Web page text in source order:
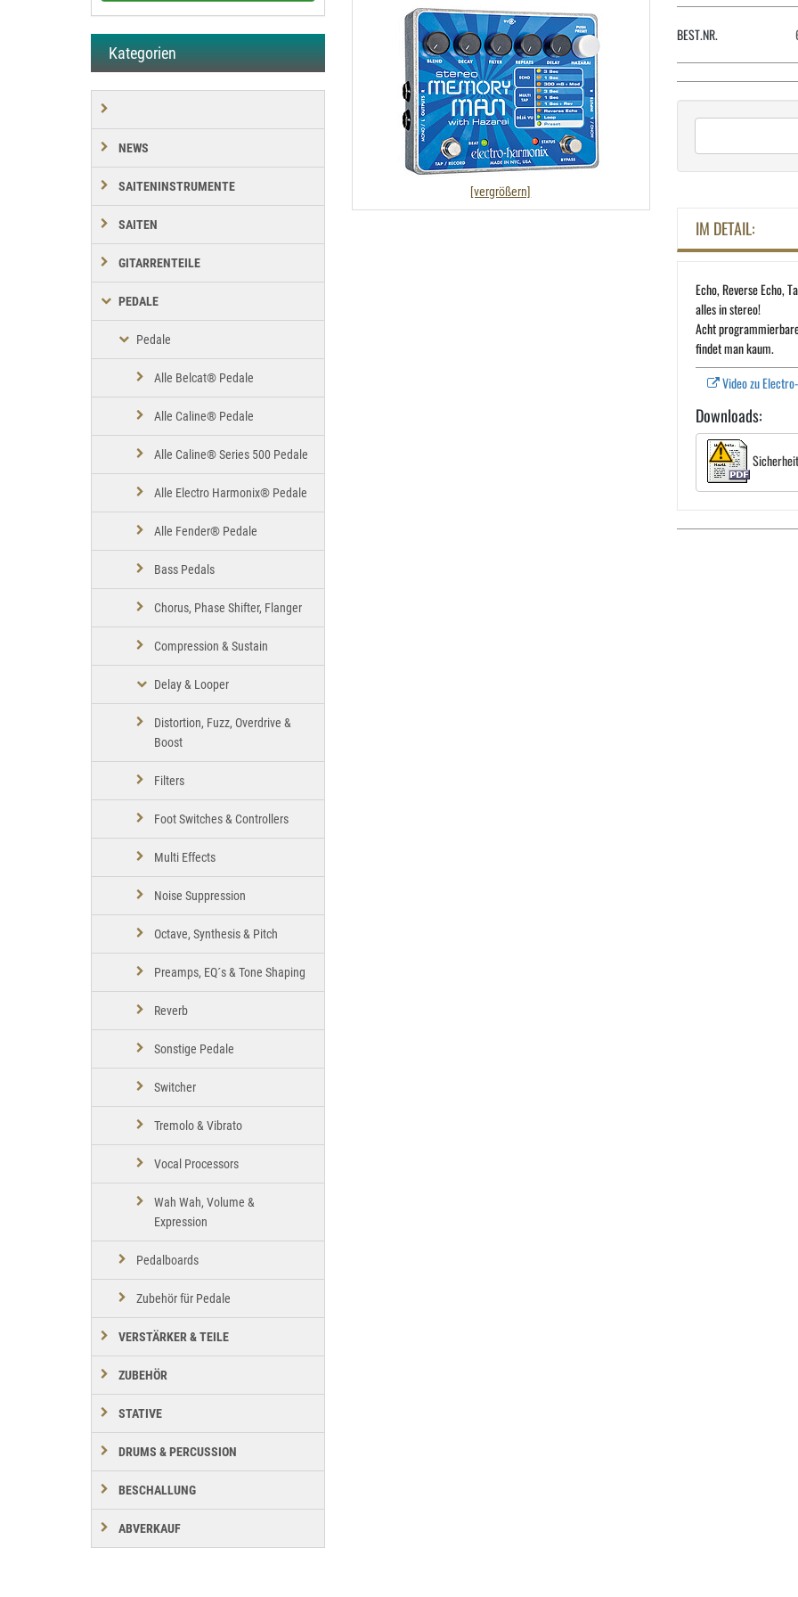
[vergrößern]
BEST.NR.
IM DETAIL:
Echo, Reverse Echo,
alles in stereo!
Acht
findet man kaum.
Video zu
Downloads:
Kategorien
NEWS
SAITENINSTRUMENTE
SAITEN
GITARRENTEILE
PEDALE
Pedale
Alle Belcat® Pedale
Alle Caline® Pedale
Alle Caline® Series 500 Pedale
Alle Electro Harmonix® Pedale
Alle Fender® Pedale
Bass Pedals
Chorus, Phase Shifter, Flanger
Compression & Sustain
Delay & Looper
Distortion, Fuzz, Overdrive &
Boost
Filters
Foot Switches & Controllers
Multi Effects
Noise Suppression
Octave, Synthesis & Pitch
Preamps, EQ´s & Tone Shaping
Reverb
Sonstige Pedale
Switcher
Tremolo & Vibrato
Vocal Processors
Wah Wah, Volume &
Expression
Pedalboards
Zubehör für Pedale
VERSTÄRKER & TEILE
ZUBEHÖR
STATIVE
DRUMS & PERCUSSION
BESCHALLUNG
ABVERKAUF